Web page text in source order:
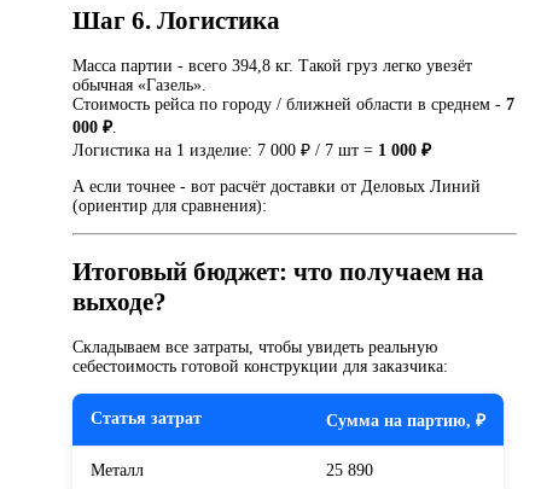
Шаг 6. Логистика
Масса партии - всего 394,8 кг. Такой груз легко увезёт
обычная «Газель».
Стоимость рейса по городу / ближней области в среднем - 7
000 ₽.
Логистика на 1 изделие: 7 000 ₽ / 7 шт = 1 000 ₽
А если точнее - вот расчёт доставки от Деловых Линий
(ориентир для сравнения):
Итоговый бюджет: что получаем на
выходе?
Складываем все затраты, чтобы увидеть реальную
себестоимость готовой конструкции для заказчика:
Статья затрат Сумма на партию, ₽
Металл 25 890